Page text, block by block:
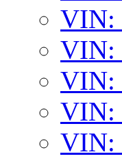
VIN:
VIN:
VIN:
VIN:
VIN: